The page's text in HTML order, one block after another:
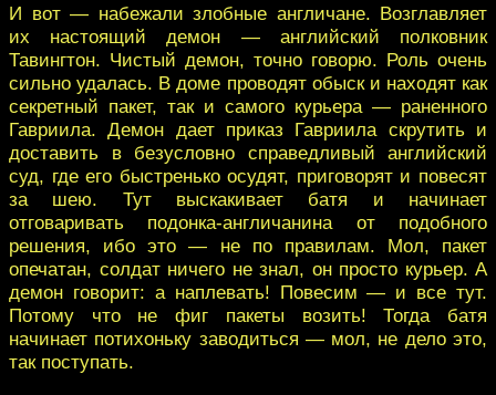
И вот — набежали злобные англичане. Возглавляет
их настоящий демон — английский полковник
Тавингтон. Чистый демон, точно говорю. Роль очень
сильно удалась. В доме проводят обыск и находят как
секретный пакет, так и самого курьера — раненного
Гавриила. Демон дает приказ Гавриила скрутить и
доставить в безусловно справедливый английский
суд, где его быстренько осудят, приговорят и повесят
за шею. Тут выскакивает батя и начинает
отговаривать подонка-англичанина от подобного
решения, ибо это — не по правилам. Мол, пакет
опечатан, солдат ничего не знал, он просто курьер. А
демон говорит: а наплевать! Повесим — и все тут.
Потому что не фиг пакеты возить! Тогда батя
начинает потихоньку заводиться — мол, не дело это,
так поступать.